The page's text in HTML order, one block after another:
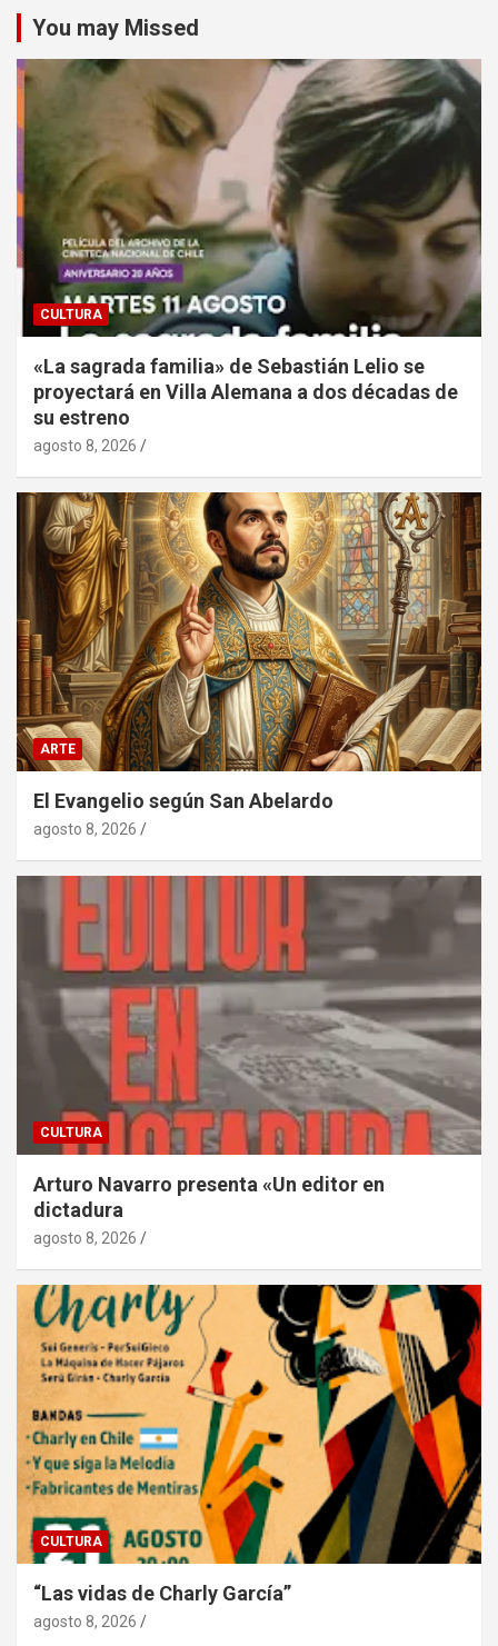
You may Missed
CULTURA
«La sagrada familia» de Sebastián Lelio se
proyectará en Villa Alemana a dos décadas de
su estreno
agosto 8, 2026
ARTE
El Evangelio según San Abelardo
agosto 8, 2026
CULTURA
Arturo Navarro presenta «Un editor en
dictadura
agosto 8, 2026
CULTURA
“Las vidas de Charly García”
agosto 8, 2026